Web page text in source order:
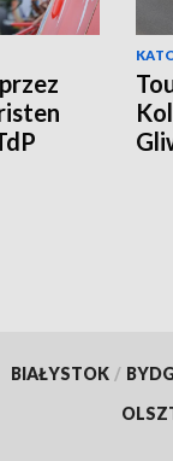
BIAŁYSTOK /